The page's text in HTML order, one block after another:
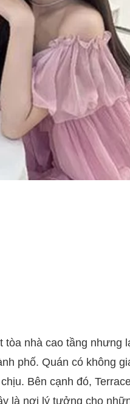
nhà cao tầng nhưng
phố. Quán có không
Bên cạnh đó,
là nơi lý tưởng cho